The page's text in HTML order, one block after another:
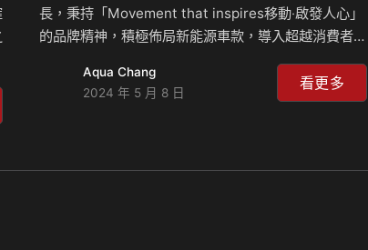
長，秉持「Movement that inspires移動‧啟發人心」
的品牌精神，積極佈局新能源車款，導入超越消費者期
旗艦LSUV，自全球發表以來已囊括各大國際車壇大
獎，近日不僅贏得2024德國年度風雲車(GCOTY,
「2024世界年度電動風雲車World Electric Vehicle」
Aqua Chang
2024 年 5 月 8 日
看更多